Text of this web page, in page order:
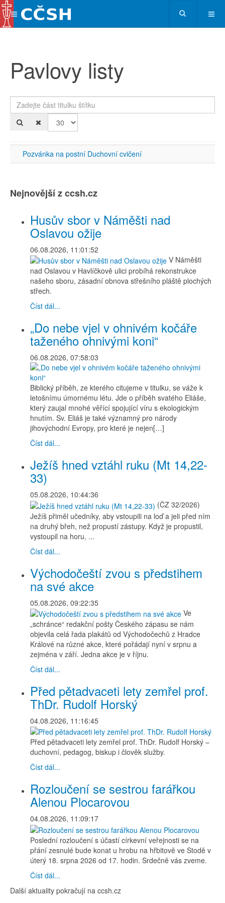
Pavlovy listy
Zadejte část titulku štítku
Pozvánka na postní Duchovní cvičení
Nejnovější z ccsh.cz
Husův sbor v Náměšti nad
Oslavou ožije
06.08.2026, 11:01:52
V Náměšti
nad Oslavou v Havlíčkově ulici probíhá rekonstrukce
našeho sboru, zásadní obnova střešního pláště plochých
střech.
Číst dál...
„Do nebe vjel v ohnivém kočáře
taženého ohnivými koni“
06.08.2026, 07:58:03
Biblický příběh, ze kterého citujeme v titulku, se váže k
letošnímu úmornému létu. Jde o příběh svatého Eliáše,
který zaujal mnohé věřící spojující víru s ekologickým
hnutím. Sv. Eliáš je také významný pro národy
jihovýchodní Evropy, pro které je nejen[…]
Číst dál...
Ježíš hned vztáhl ruku (Mt 14,22-
33)
05.08.2026, 10:44:36
(ČZ 32/2026)
Ježíš přiměl učedníky, aby vstoupili na loď a jeli před ním
na druhý břeh, než propustí zástupy. Když je propustil,
vystoupil na horu, ...
Číst dál...
Východočeští zvou s předstihem
na své akce
05.08.2026, 09:22:35
Ve
„schránce“ redakční pošty Českého zápasu se nám
objevila celá řada plakátů od Východočechů z Hradce
Králové na různé akce, které pořádají nyní v srpnu a
zejména v září. Jedna akce je v říjnu.
Číst dál...
Před pětadvaceti lety zemřel prof.
ThDr. Rudolf Horský
04.08.2026, 11:16:45
Před pětadvaceti lety zemřel prof. ThDr. Rudolf Horský –
duchovní, pedagog, biskup i člověk služby.
Číst dál...
Rozloučení se sestrou farářkou
Alenou Plocarovou
04.08.2026, 11:09:17
Poslední rozloučení s účastí církevní veřejnosti se na
přání zesnulé bude konat u hrobu na hřbitově ve Stodě v
úterý 18. srpna 2026 od 17. hodin. Srdečně vás zveme.
Číst dál...
Další aktuality pokračují na ccsh.cz